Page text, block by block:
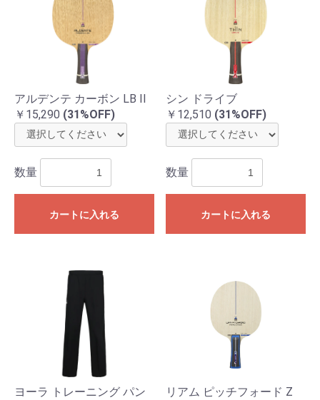
アルデンテ カーボン LB II
￥15,290 (31%OFF)
数量
カートに入れる
シン ドライブ
￥12,510 (31%OFF)
数量
カートに入れる
ヨーラ トレーニング パン
リアム ピッチフォード Z